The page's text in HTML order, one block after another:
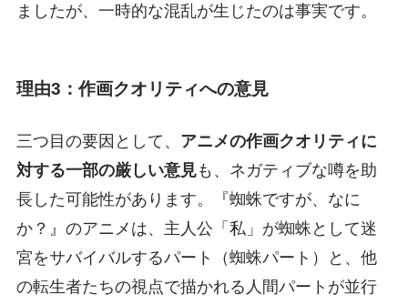
ましたが、一時的な混乱が生じたのは事実です。
理由3：作画クオリティへの意見
三つ目の要因として、 アニメの作画クオリティに
対する一部の厳しい意見も、ネガティブな噂を助
長した可能性があります。『蜘蛛ですが、なに
か？』のアニメは、主人公「私」が蜘蛛として迷
宮をサバイバルするパート（蜘蛛パート）と、他
の転生者たちの視点で描かれる人間パートが並行